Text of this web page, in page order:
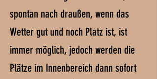
spontan nach draußen, wenn das
Wetter gut und noch Platz ist, ist
immer möglich, jedoch werden die
Plätze im Innenbereich dann sofort